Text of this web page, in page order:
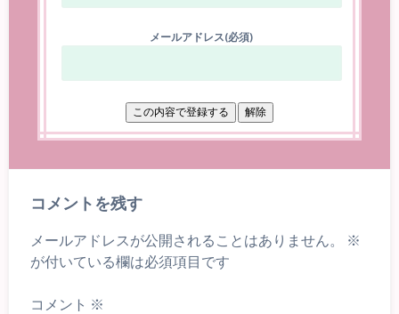
メールアドレス(必須)
コメントを残す
メールアドレスが公開されることはありません。
※
が付いている欄は必須項目です
コメント ※